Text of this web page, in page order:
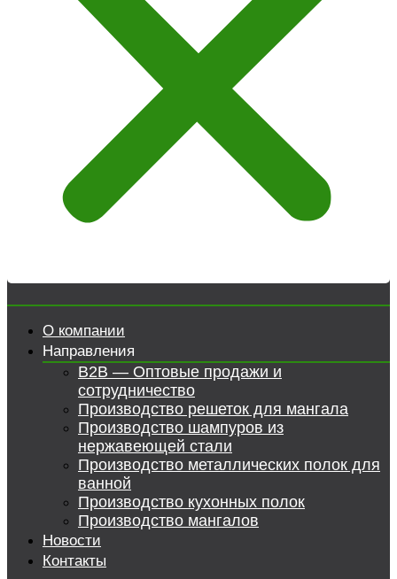
О компании
Направления
B2B — Оптовые продажи и
сотрудничество
Производство решеток для мангала
Производство шампуров из
нержавеющей стали
Производство металлических полок для
ванной
Производство кухонных полок
Производство мангалов
Новости
Контакты